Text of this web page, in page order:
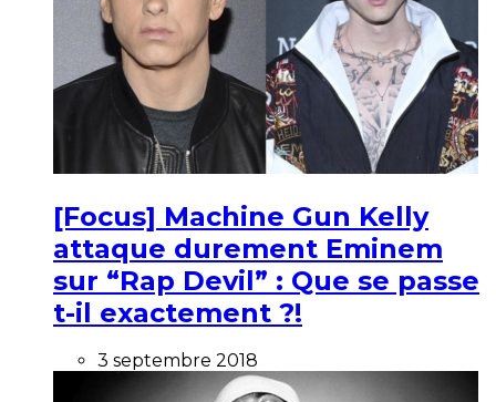
[Focus] Machine Gun Kelly
attaque durement Eminem
sur “Rap Devil” : Que se passe
t-il exactement ?!
3 septembre 2018